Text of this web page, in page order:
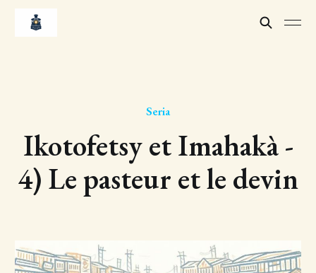
Seria
Ikotofetsy et Imahakà -
4) Le pasteur et le devin